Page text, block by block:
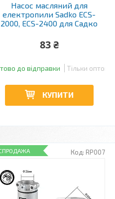
Насос масляний для
електропили Sadko ECS-
2000, ECS-2400 для Садко
83 ₴
до відправки Тільки оптом
КУПИТИ
RP007